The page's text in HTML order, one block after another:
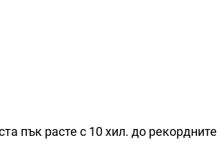
пък расте с 10 хил. до